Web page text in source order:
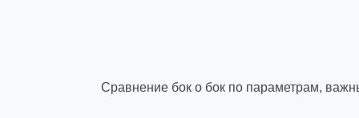
Сравнение бок о бок по параметрам,